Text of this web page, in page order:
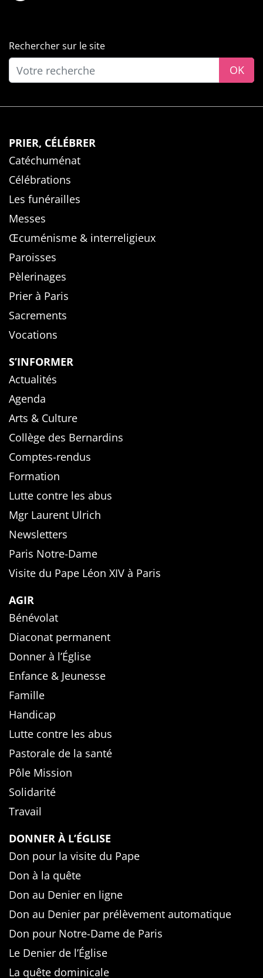
Rechercher sur le site
OK
PRIER, CÉLÉBRER
Catéchuménat
Célébrations
Les funérailles
Messes
Œcuménisme & interreligieux
Paroisses
Pèlerinages
Prier à Paris
Sacrements
Vocations
S’INFORMER
Actualités
Agenda
Arts & Culture
Collège des Bernardins
Comptes-rendus
Formation
Lutte contre les abus
Mgr Laurent Ulrich
Newsletters
Paris Notre-Dame
Visite du Pape Léon XIV à Paris
AGIR
Bénévolat
Diaconat permanent
Donner à l’Église
Enfance & Jeunesse
Famille
Handicap
Lutte contre les abus
Pastorale de la santé
Pôle Mission
Solidarité
Travail
DONNER À L’ÉGLISE
Don pour la visite du Pape
Don à la quête
Don au Denier en ligne
Don au Denier par prélèvement automatique
Don pour Notre-Dame de Paris
Le Denier de l’Église
La quête dominicale